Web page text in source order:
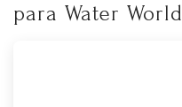
para Water World